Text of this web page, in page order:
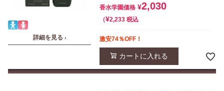
詳細を見る ›
香水学園価格 ¥2,030
¥2,233 税込
激安74％OFF！
カートに入れる